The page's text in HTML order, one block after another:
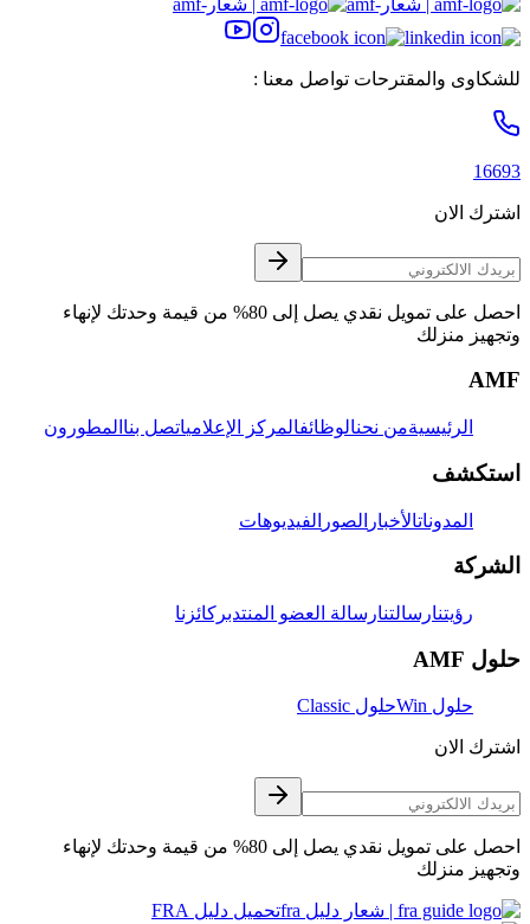
للشكاوى والمقترحات تواصل معنا :
16693
اشترك الان
احصل على تمويل نقدي يصل إلى 80% من قيمة وحدتك لإنهاء
وتجهيز منزلك
AMF
الرئيسيةمن نحنالوظائفالمركز الإعلامياتصل بنا المطورون
استكشف
المدوناتالأخبار الصور الفيديوهات
الشركة
رؤيتنارسالتنارسالة العضو المنتدبركائزنا
حلول AMF
حلول Win حلول Classic
اشترك الان
احصل على تمويل نقدي يصل إلى 80% من قيمة وحدتك لإنهاء
وتجهيز منزلك
تحميل دليل FRA